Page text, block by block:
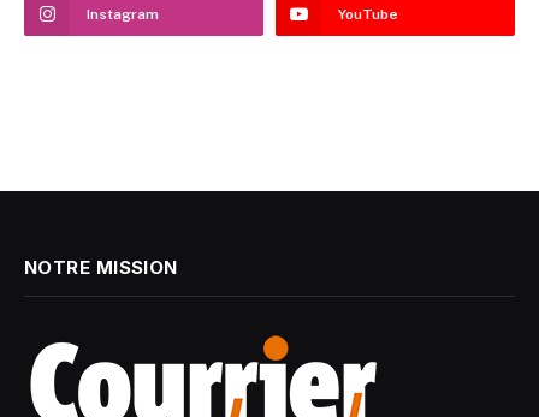
Instagram YouTube
NOTRE MISSION